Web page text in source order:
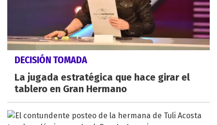
DECISIÓN TOMADA
La jugada estratégica que hace girar el
tablero en Gran Hermano